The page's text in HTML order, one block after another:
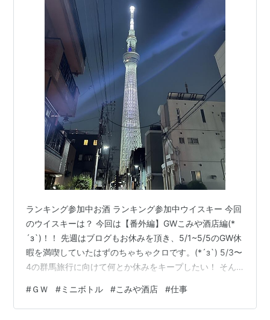
ランキング参加中お酒 ランキング参加中ウイスキー 今回
のウイスキーは？ 今回は【番外編】GWこみや酒店編(*
´з`)！！ 先週はブログもお休みを頂き、5/1~5/5のGW休
暇を満喫していたはずのちゃちゃクロです。(*´з`) 5/3〜
4の群馬旅行に向けて何とか休みをキープしたい！ そん
#ＧＷ #ミニボトル #こみや酒店 #仕事